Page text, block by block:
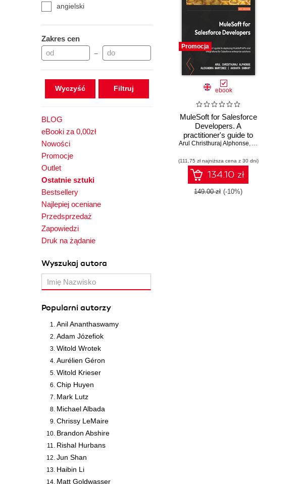
angielski
Zakres cen
–
Wyczyść
BLOG
eBooki za 0,00zł
Nowości
Promocje
Outlet
Ostatnie sztuki
Bestsellery
Najlepiej oceniane
Przedsprzedaż
Zapowiedzi
Druk na żądanie
Wyszukaj autora
Popularni autorzy
Anil Ananthaswamy
Adam Józefiok
Witold Wrotek
Aurélien Géron
Witold Krieser
Chip Huyen
Mark Lutz
Michael Albada
Chrissy LeMaire
Brandon Abshire
Rishal Hurbans
Jun Shan
Haibin Li
Matt Goldwasser
Promocja
ebook
MuleSoft for Salesforce
Developers. A
practitioner's guide to
deploying MuleSoft
for Salesforce
enterprise solutions
Arul Christhuraj Alphonse, Alexandra Martinez
(111,75 zł najniższa cena z 30 dni)
134.10 zł
149.00 zł (-10%)